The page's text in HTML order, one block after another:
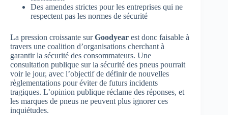
Des amendes strictes pour les entreprises qui ne
respectent pas les normes de sécurité
La pression croissante surGoodyear est donc faisable à
travers une coalition d’organisations cherchant à
garantir la sécurité des consommateurs. Une
consultation publique sur la sécurité des pneus pourrait
voir le jour, avec l’objectif de définir de nouvelles
règlementations pour éviter de futurs incidents
tragiques. L’opinion publique réclame des réponses, et
les marques de pneus ne peuvent plus ignorer ces
inquiétudes.